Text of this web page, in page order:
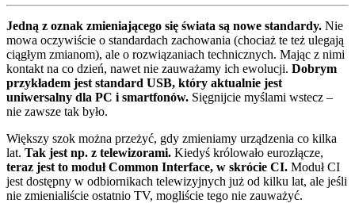
Jedną z oznak zmieniającego się świata są nowe standardy. Nie
mowa oczywiście o standardach zachowania (chociaż te też ulegają
ciągłym zmianom), ale o rozwiązaniach technicznych. Mając z nimi
kontakt na co dzień, nawet nie zauważamy ich ewolucji. Dobrym
przykładem jest standard USB, który aktualnie jest
uniwersalny dla PC i smartfonów. Sięgnijcie myślami wstecz –
nie zawsze tak było.
Większy szok można przeżyć, gdy zmieniamy urządzenia co kilka
lat. Tak jest np. z telewizorami. Kiedyś królowało eurozłącze,
teraz jest to moduł Common Interface, w skrócie CI. Moduł CI
jest dostępny w odbiornikach telewizyjnych już od kilku lat, ale jeśli
nie zmienialiście ostatnio TV, mogliście tego nie zauważyć.